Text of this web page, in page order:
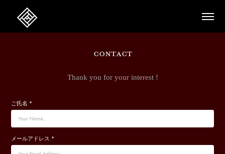
contact
Thank you for your interest !
ご氏名 *
メールアドレス *